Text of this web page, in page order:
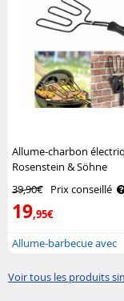
Allume-charbon
Rosenstein & Söhne
39,90€ Prix conseillé
19,95€
Allume-barbecue avec
Voir tous les produits